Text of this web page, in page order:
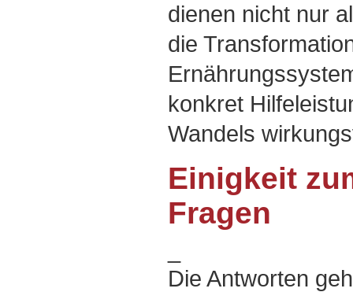
dienen nicht nur
die
konkret
Wandels
Einigkeit
Fragen
Die Antworten